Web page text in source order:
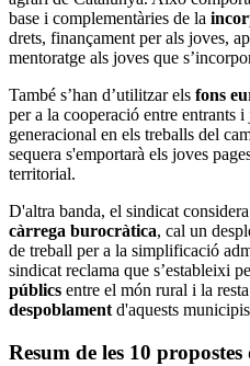
base i complementàries de la
drets, finançament per als joves,
mentoratge als joves que
També s’han d’utilitzar els fons
per a la cooperació entre entrants
generacional en els treballs del
sequera s'emportarà els joves
territorial.
D'altra banda, el sindicat
càrrega burocràtica, cal un
de treball per a la simplificació
sindicat reclama que s’estableixi
públics entre el món rural i la
despoblamentd'aquests
Resum de les 10